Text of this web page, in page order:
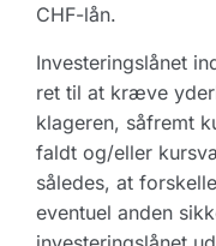
CHF-lån.
Investeringslånet
ret til at kræve
klageren, såfremt
faldt og/eller
således, at
eventuel anden